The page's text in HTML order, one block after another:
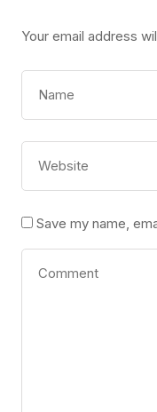
Your email address
Save my name,